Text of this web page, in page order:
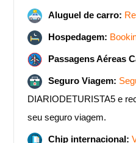
Aluguel de carro:
Hospedagem:
Passagens Aéreas
Seguro Viagem:
DIARIODETURISTA5 e
seu seguro viagem.
Chip internacional: